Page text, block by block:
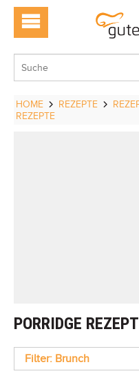
HOME REZEPTE
REZEPTE
PORRIDGE
Filter: Brunch